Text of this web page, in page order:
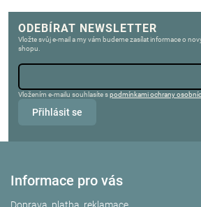
ODEBÍRAT NEWSLETTER
Vložte svůj e-mail a my vám budeme zasílat informace o
shopu.
Vložením e-mailu souhlasíte spodmínkami ochrany
Přihlásit se
Informace pro vás